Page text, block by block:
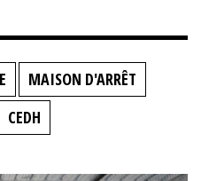
MAISON D'ARRÊT
CEDH